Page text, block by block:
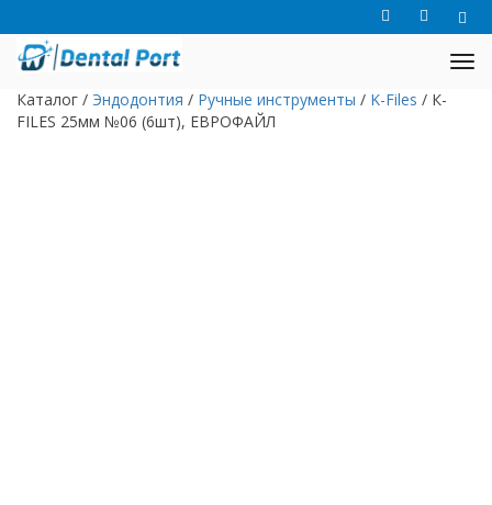
Каталог / Эндодонтия / Ручные инструменты / K-Files / К-
FILES 25мм №06 (6шт), ЕВРОФАЙЛ